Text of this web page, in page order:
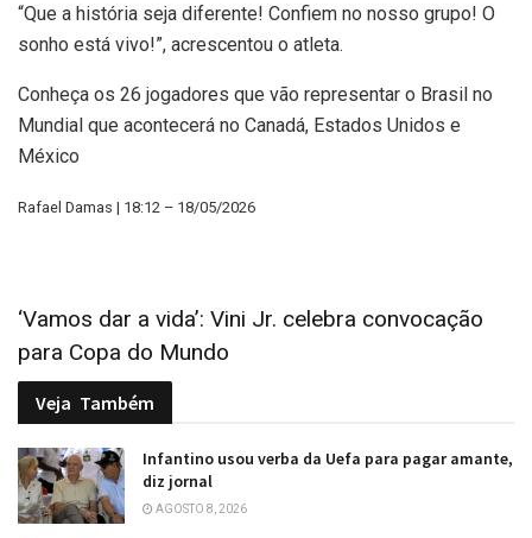
“Que a história seja diferente! Confiem no nosso grupo! O
sonho está vivo!”, acrescentou o atleta.
Conheça os 26 jogadores que vão representar o Brasil no
Mundial que acontecerá no Canadá, Estados Unidos e
México
Rafael Damas | 18:12 – 18/05/2026
‘Vamos dar a vida’: Vini Jr. celebra convocação
para Copa do Mundo
Veja Também
Infantino usou verba da Uefa para pagar amante,
diz jornal
AGOSTO 8, 2026